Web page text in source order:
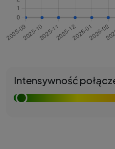
Intensywność